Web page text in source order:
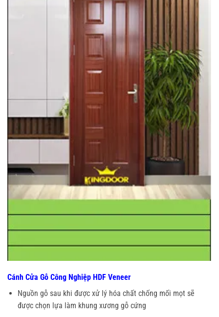
Cánh Cửa Gỗ Công Nghiệp HDF Veneer
Nguồn gỗ sau khi được xử lý hóa chất chống mối mọt sẽ
được chọn lựa làm khung xương gỗ cứng